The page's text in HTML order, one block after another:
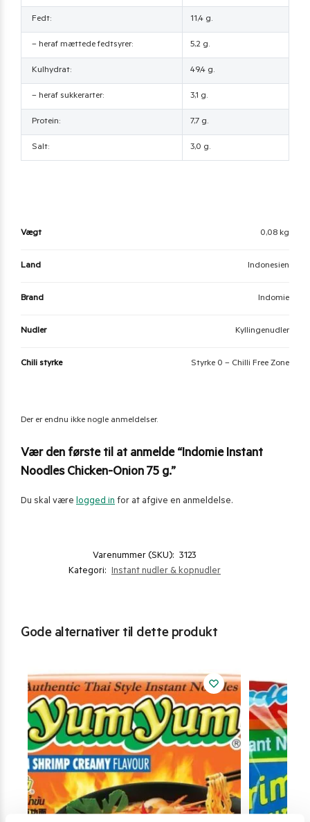
Fedt: 11,4 g.
– heraf mættede fedtsyrer: 5,2 g.
Kulhydrat: 49,4 g.
– heraf sukkerarter: 3,1 g.
Protein: 7,7 g.
Salt: 3,0 g.
Vægt 0,08 kg
Land Indonesien
Brand Indomie
Nudler Kyllingenudler
Chili styrke Styrke 0 – Chilli Free Zone
Der er endnu ikke nogle anmeldelser.
Vær den første til at anmelde “Indomie Instant
Noodles Chicken-Onion 75 g.”
Du skal være logged in for at afgive en anmeldelse.
Varenummer (SKU): 3123
Kategori: Instant nudler & kopnudler
Gode alternativer til dette produkt